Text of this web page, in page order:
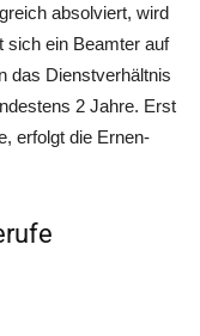
absol­viert, wird
sich ein Beam­ter auf
das Dienst­ver­hält­nis
2 Jah­re. Erst
erfolgt die Ernen­